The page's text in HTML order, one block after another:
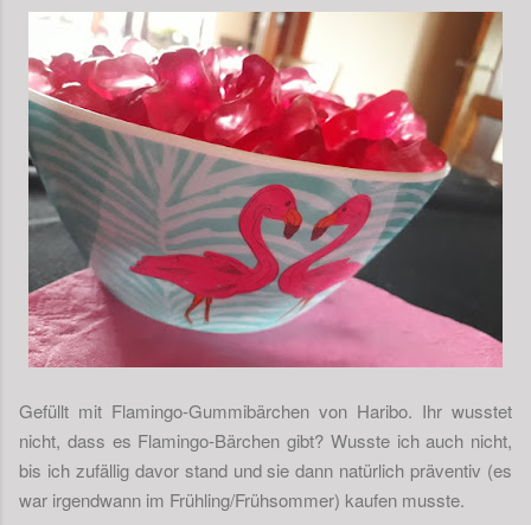
Gefüllt mit Flamingo-Gummibärchen von Haribo. Ihr wusstet
nicht, dass es Flamingo-Bärchen gibt? Wusste ich auch nicht,
bis ich zufällig davor stand und sie dann natürlich präventiv (es
war irgendwann im Frühling/Frühsommer) kaufen musste.